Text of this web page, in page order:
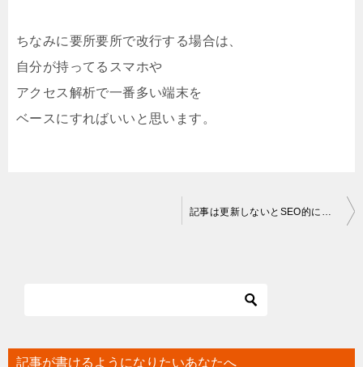
ちなみに要所要所で改行する場合は、
自分が持ってるスマホや
アクセス解析で一番多い端末を
ベースにすればいいと思います。
記事が書けるようになりたいあなたへ